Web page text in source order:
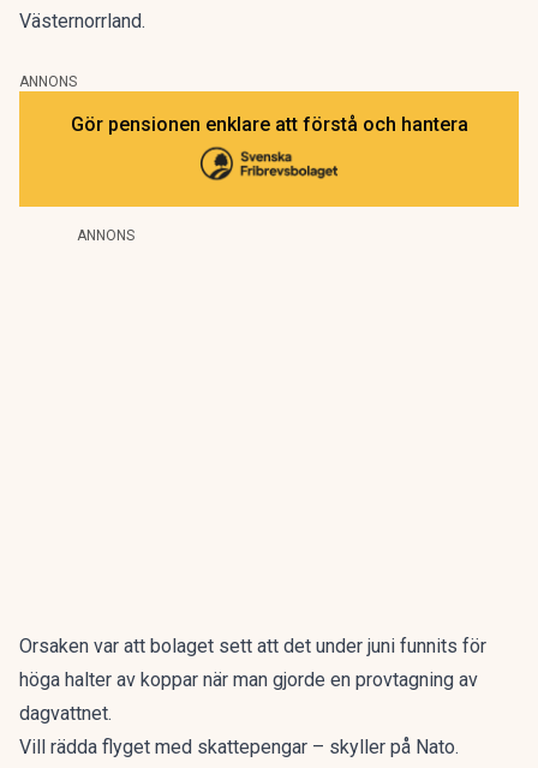
Västernorrland.
ANNONS
Gör pensionen enklare att förstå och hantera
ANNONS
Orsaken var att bolaget sett att det under juni funnits för
höga halter av koppar när man gjorde en provtagning av
dagvattnet.
Vill rädda flyget med skattepengar – skyller på Nato.